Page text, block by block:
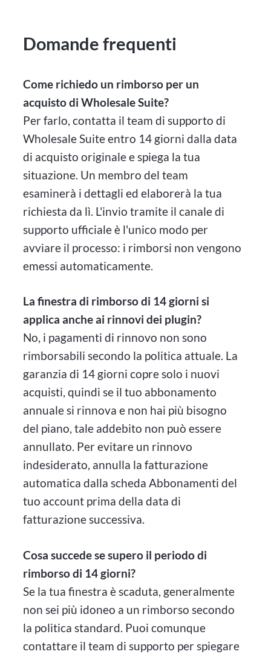
Domande frequenti
Come richiedo un rimborso per un
acquisto di Wholesale Suite?
Per farlo, contatta il team di supporto di
Wholesale Suite entro 14 giorni dalla data
di acquisto originale e spiega la tua
situazione. Un membro del team
esaminerà i dettagli ed elaborerà la tua
richiesta da lì. L'invio tramite il canale di
supporto ufficiale è l'unico modo per
avviare il processo: i rimborsi non vengono
emessi automaticamente.
La finestra di rimborso di 14 giorni si
applica anche ai rinnovi dei plugin?
No, i pagamenti di rinnovo non sono
rimborsabili secondo la politica attuale. La
garanzia di 14 giorni copre solo i nuovi
acquisti, quindi se il tuo abbonamento
annuale si rinnova e non hai più bisogno
del piano, tale addebito non può essere
annullato. Per evitare un rinnovo
indesiderato, annulla la fatturazione
automatica dalla scheda Abbonamenti del
tuo account prima della data di
fatturazione successiva.
Cosa succede se supero il periodo di
rimborso di 14 giorni?
Se la tua finestra è scaduta, generalmente
non sei più idoneo a un rimborso secondo
la politica standard. Puoi comunque
contattare il team di supporto per spiegare